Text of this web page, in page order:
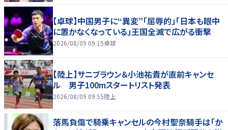
【卓球】中国男子に“異変”「屈辱的」「日本も眼中
に置かなくなっている」王国全滅で広がる衝撃
2026/08/09 09:15卓球
【陸上】サニブラウン＆小池祐貴が直前キャンセ
ル 男子100mスタートリスト発表
2026/08/09 09:55陸上
落馬負傷で騎乗キャンセルの今村聖奈騎手は「か